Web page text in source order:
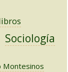
Sociología
Montesinos